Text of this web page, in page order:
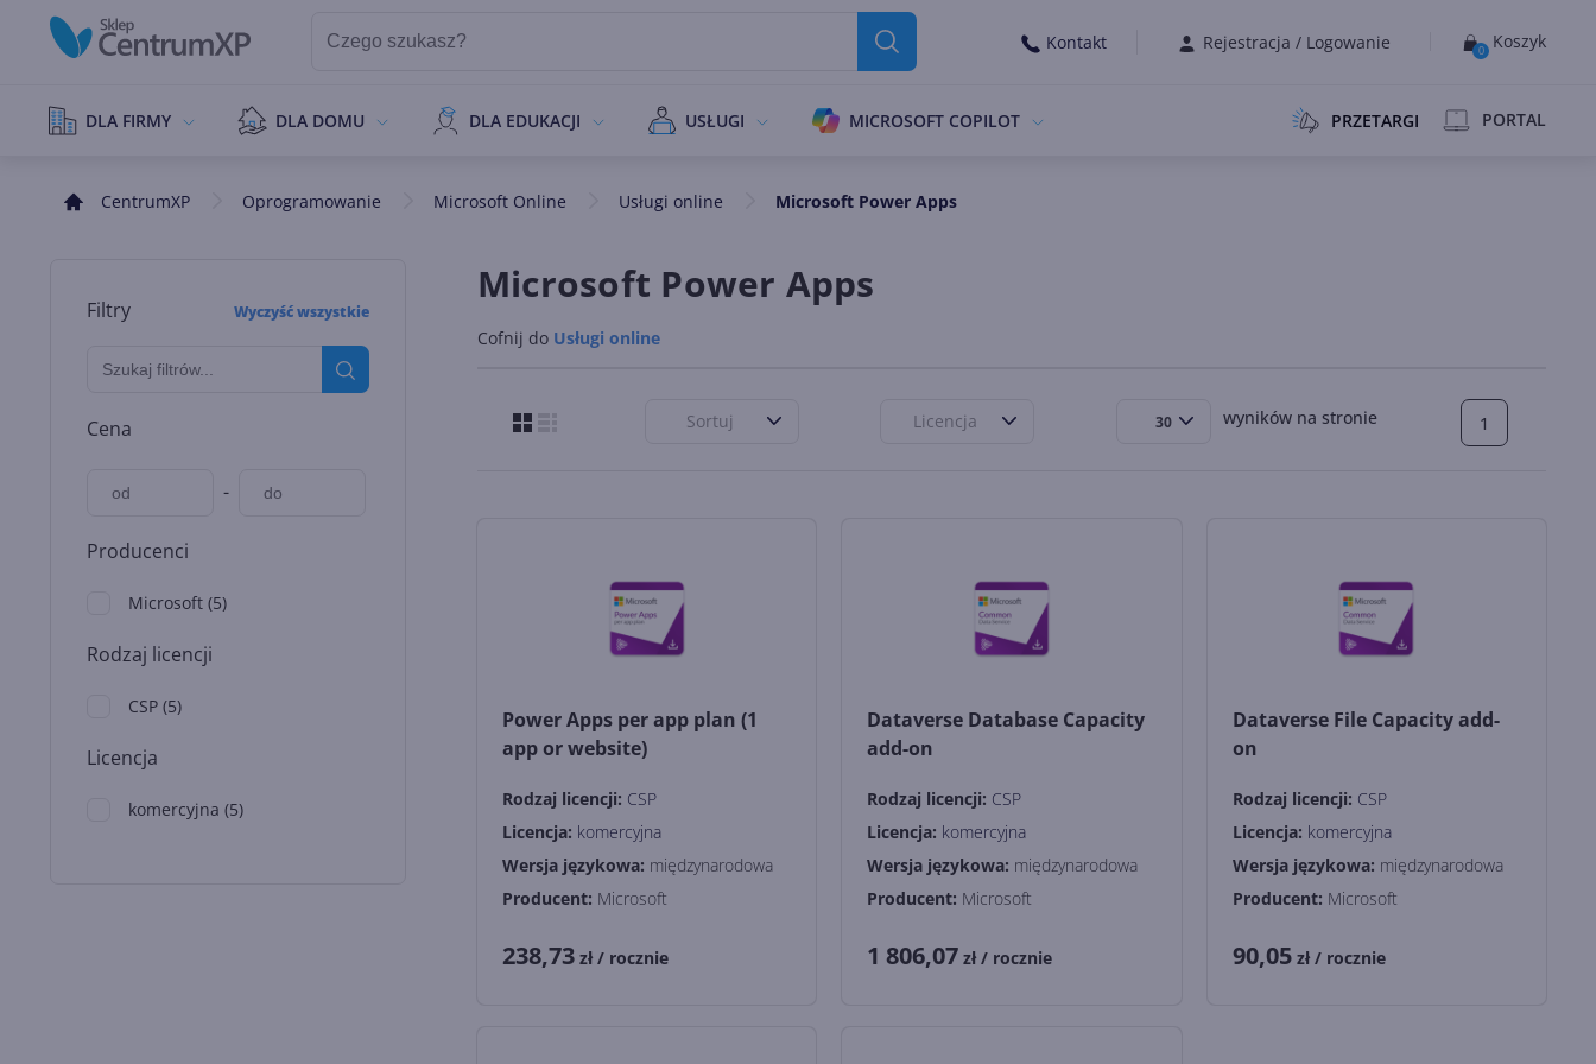
Kontakt Rejestracja / Logowanie 0 Koszyk
DLA FIRMY DLA DOMU DLA EDUKACJI USŁUGI MICROSOFT COPILOT PRZETARGI PORTAL
CentrumXP Oprogramowanie Microsoft Online Usługi online Microsoft Power Apps
Filtry Wyczyść wszystkie
Cena
-
Producenci
Microsoft (5)
Rodzaj licencji
CSP (5)
Licencja
komercyjna (5)
Microsoft Power Apps
Cofnij do Usługi online
Sortuj Licencja 30 wyników na stronie 1
Power Apps per app plan (1
app or website)
Rodzaj licencji: CSP
Licencja: komercyjna
Wersja językowa: międzynarodowa
Producent: Microsoft
238,73 zł / rocznie
Dataverse Database Capacity
add-on
Rodzaj licencji: CSP
Licencja: komercyjna
Wersja językowa: międzynarodowa
Producent: Microsoft
1 806,07 zł / rocznie
Dataverse File Capacity add-
on
Rodzaj licencji: CSP
Licencja: komercyjna
Wersja językowa: międzynarodowa
Producent: Microsoft
90,05zł/ rocznie